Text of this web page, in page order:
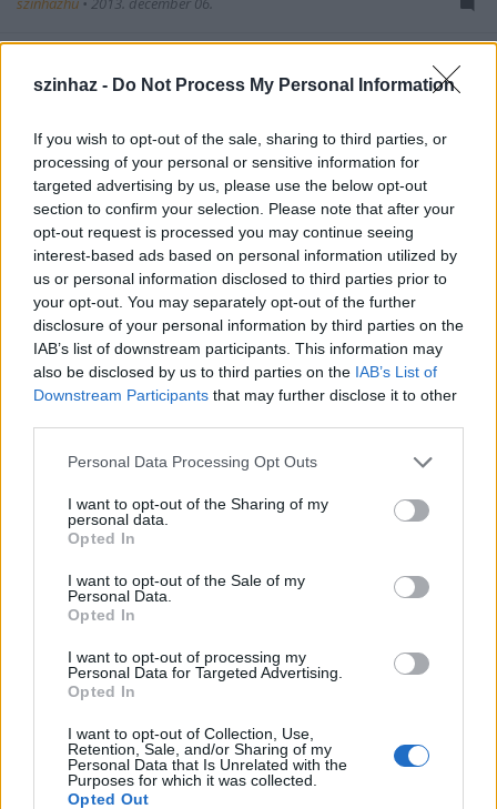
szinhaz - Do Not Process My Personal Information
If you wish to opt-out of the sale, sharing to third parties, or
processing of your personal or sensitive information for
targeted advertising by us, please use the below opt-out
section to confirm your selection. Please note that after your
opt-out request is processed you may continue seeing
interest-based ads based on personal information utilized by
us or personal information disclosed to third parties prior to
your opt-out. You may separately opt-out of the further
disclosure of your personal information by third parties on the
IAB’s list of downstream participants. This information may
also be disclosed by us to third parties on the IAB’s List of
Downstream Participants that may further disclose it to other
Please note that this website/app uses one or more Google
not limited to your visit or usage behaviour. You may click to
grant or deny consent to Google and its third-party tags to
use your data for below specified purposes in below Google
consent section.
Personal Data Processing Opt Outs
I want to opt-out of the Sharing of my
personal data.
Opted In
I want to opt-out of the Sale of my
Personal Data.
Opted In
I want to opt-out of processing my
Personal Data for Targeted Advertising.
Opted In
I want to opt-out of Collection, Use,
Retention, Sale, and/or Sharing of my
Personal Data that Is Unrelated with the
Purposes for which it was collected.
Opted Out
A Traviata nyitja meg az a milánói
Scala évadát
szinhazhu•2013. december 06.
Giuseppe Verdi operájával, a Traviatával kezdi
2013-2014-es évadát a Scala, amely a hagyomány
szerint december 7-én, a milánói védőszent, Szent
Ambrus ünnepén tartja a premiert.